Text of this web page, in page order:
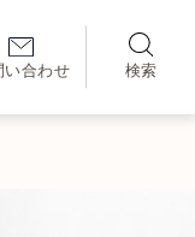
い合わせ 検索